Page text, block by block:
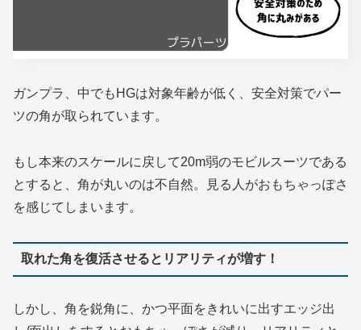
ガンプラ、中でもHGは対象年齢が低く、安全対策でパー
ツの角が取られています。
もし本来のスケールに戻して20m弱のモビルスーツである
とすると、角が丸いのは不自然。見る人がおもちゃっぽさ
を感じてしまいます。
取れた角を復活させるとリアリティが増す！
しかし、角を鋭角に、かつ平面をきれいに出すエッジ出